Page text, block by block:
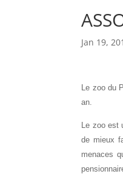
Jan 19,
Le zoo du
an.
Le zoo est
de mieux
menaces